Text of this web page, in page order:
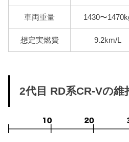
車両重量 1430〜
想定実燃費 9.2km/L
2代目 RD系CR-Vの維